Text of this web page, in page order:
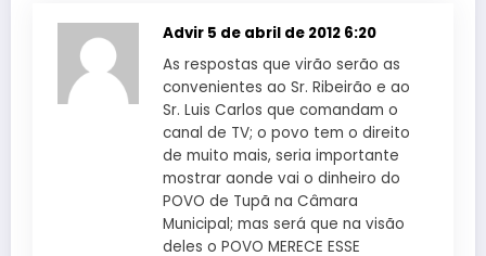
Advir 5 de abril de 2012 6:20
As respostas que virão serão as
convenientes ao Sr. Ribeirão e ao
Sr. Luis Carlos que comandam o
canal de TV; o povo tem o direito
de muito mais, seria importante
mostrar aonde vai o dinheiro do
POVO de Tupã na Câmara
Municipal; mas será que na visão
deles o POVO MERECE ESSE